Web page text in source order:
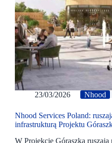
23/03/2026 Nhood
Nhood Services Poland:
infrastrukturą Projektu
W Projekcie Góraszka ruszają